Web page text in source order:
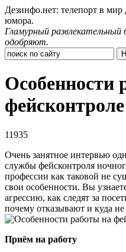
Дезинфо.нет: телепорт в
юмора.
Гламурный
одобряют.
Особенности
11935
Очень занятное интервью
службы фейсконтроля
профессии как таковой не
свои особенности. Вы
агрессию, как следят за
почему отказывают и куда
Приём на работу